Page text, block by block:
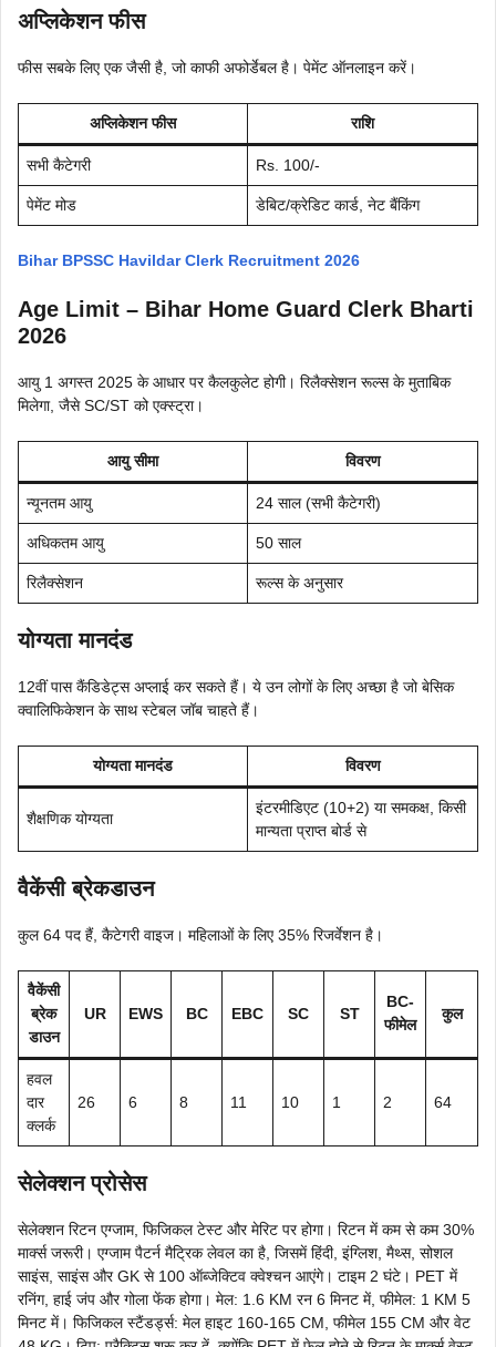
अप्लिकेशन फीस
फीस सबके लिए एक जैसी है, जो काफी अफोर्डेबल है। पेमेंट ऑनलाइन करें।
अप्लिकेशन फीस राशि
सभी कैटेगरी Rs. 100/-
पेमेंट मोड डेबिट/क्रेडिट कार्ड, नेट बैंकिंग
Bihar BPSSC Havildar Clerk Recruitment 2026
Age Limit – Bihar Home Guard Clerk Bharti
2026
आयु 1 अगस्त 2025 के आधार पर कैलकुलेट होगी। रिलैक्सेशन रूल्स के मुताबिक
मिलेगा, जैसे SC/ST को एक्स्ट्रा।
आयु सीमा विवरण
न्यूनतम आयु 24 साल (सभी कैटेगरी)
अधिकतम आयु 50 साल
रिलैक्सेशन रूल्स के अनुसार
योग्यता मानदंड
12वीं पास कैंडिडेट्स अप्लाई कर सकते हैं। ये उन लोगों के लिए अच्छा है जो बेसिक
क्वालिफिकेशन के साथ स्टेबल जॉब चाहते हैं।
योग्यता मानदंड विवरण
शैक्षणिक योग्यता
इंटरमीडिएट (10+2) या समकक्ष, किसी
मान्यता प्राप्त बोर्ड से
वैकेंसी ब्रेकडाउन
कुल 64 पद हैं, कैटेगरी वाइज। महिलाओं के लिए 35% रिजर्वेशन है।
वैकेंसी
ब्रेक
डाउन
UR EWS BC EBC SC ST
BC-
फीमेल
कुल
हवल
दार
क्लर्क
26 6 8 11 10 1 2 64
सेलेक्शन प्रोसेस
सेलेक्शन रिटन एग्जाम, फिजिकल टेस्ट और मेरिट पर होगा। रिटन में कम से कम 30%
मार्क्स जरूरी। एग्जाम पैटर्न मैट्रिक लेवल का है, जिसमें हिंदी, इंग्लिश, मैथ्स, सोशल
साइंस, साइंस और GK से 100 ऑब्जेक्टिव क्वेश्चन आएंगे। टाइम 2 घंटे। PET में
रनिंग, हाई जंप और गोला फेंक होगा। मेल: 1.6 KM रन 6 मिनट में, फीमेल: 1 KM 5
मिनट में। फिजिकल स्टैंडर्ड्स: मेल हाइट 160-165 CM, फीमेल 155 CM और वेट